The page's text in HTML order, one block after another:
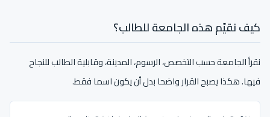
كيف نقيّم هذه الجامعة للطالب؟
نقرأ الجامعة حسب التخصص، الرسوم، المدينة، وقابلية الطالب للنجاح
فيها. هكذا يصبح القرار واضحا بدل أن يكون اسما فقط.